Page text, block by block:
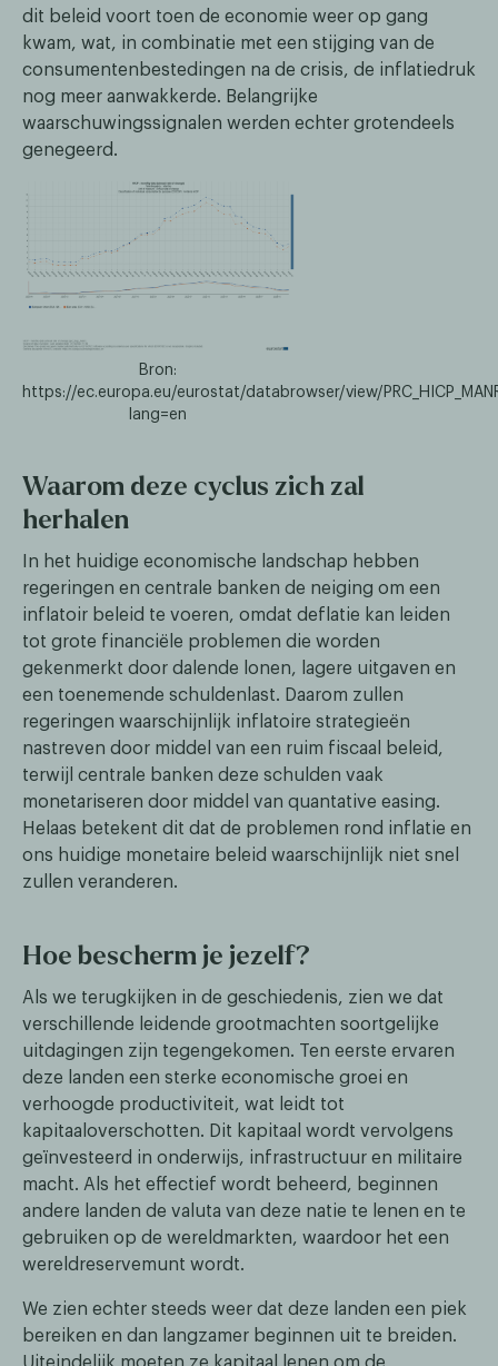
dit beleid voort toen de economie weer op gang
kwam, wat, in combinatie met een stijging van de
consumentenbestedingen na de crisis, de inflatiedruk
nog meer aanwakkerde. Belangrijke
waarschuwingssignalen werden echter grotendeels
genegeerd.
Bron:
https://ec.europa.eu/eurostat/databrowser/view/
lang=en
Waarom deze cyclus zich zal
herhalen
In het huidige economische landschap hebben
regeringen en centrale banken de neiging om een
inflatoir beleid te voeren, omdat deflatie kan leiden
tot grote financiële problemen die worden
gekenmerkt door dalende lonen, lagere uitgaven en
een toenemende schuldenlast. Daarom zullen
regeringen waarschijnlijk inflatoire strategieën
nastreven door middel van een ruim fiscaal beleid,
terwijl centrale banken deze schulden vaak
monetariseren door middel van quantative easing.
Helaas betekent dit dat de problemen rond inflatie en
ons huidige monetaire beleid waarschijnlijk niet snel
zullen veranderen.
Hoe bescherm je jezelf?
Als we terugkijken in de geschiedenis, zien we dat
verschillende leidende grootmachten soortgelijke
uitdagingen zijn tegengekomen. Ten eerste ervaren
deze landen een sterke economische groei en
verhoogde productiviteit, wat leidt tot
kapitaaloverschotten. Dit kapitaal wordt vervolgens
geïnvesteerd in onderwijs, infrastructuur en militaire
macht. Als het effectief wordt beheerd, beginnen
andere landen de valuta van deze natie te lenen en te
gebruiken op de wereldmarkten, waardoor het een
wereldreservemunt wordt.
We zien echter steeds weer dat deze landen een piek
bereiken en dan langzamer beginnen uit te breiden.